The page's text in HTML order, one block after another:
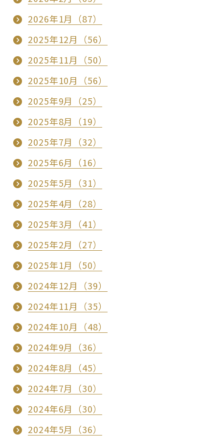
2026年1月（87）
2025年12月（56）
2025年11月（50）
2025年10月（56）
2025年9月（25）
2025年8月（19）
2025年7月（32）
2025年6月（16）
2025年5月（31）
2025年4月（28）
2025年3月（41）
2025年2月（27）
2025年1月（50）
2024年12月（39）
2024年11月（35）
2024年10月（48）
2024年9月（36）
2024年8月（45）
2024年7月（30）
2024年6月（30）
2024年5月（36）